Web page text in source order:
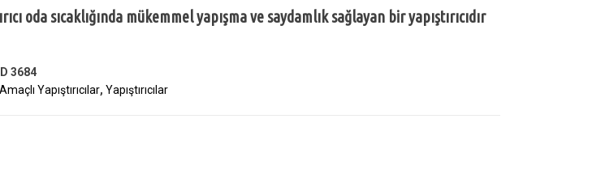
oda sıcaklığında mükemmel yapışma ve saydamlık sağlayan bir yapıştırıcıdır
3684
Yapıştırıcılar, Yapıştırıcılar